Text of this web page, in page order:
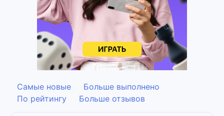
Самые новые
Больше выполнено
По рейтингу
Больше отзывов